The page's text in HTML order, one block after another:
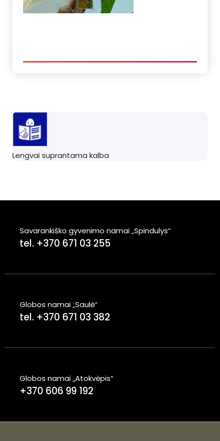
Lengvai suprantama kalba
Savarankiško gyvenimo namai „Spindulys“
tel. +370 671 03 255
Globos namai „Saulė“
tel. +370 671 03 382
Globos namai „Atokvėpis“
+370 606 99 192